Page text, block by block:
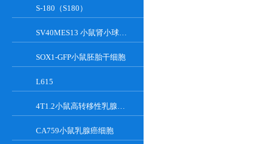
S-180（S180）
SV40MES13 小鼠肾小球系膜细胞
SOX1-GFP小鼠胚胎干细胞
L615
4T1.2小鼠高转移性乳腺癌细胞
CA759小鼠乳腺癌细胞